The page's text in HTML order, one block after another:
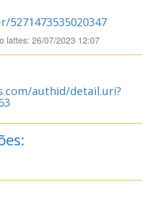
lattes: 26/07/2023 12:07
authid/detail.uri?